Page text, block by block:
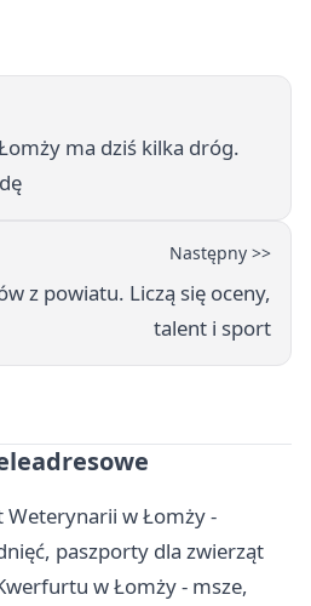
ma dziś kilka dróg.
Następny >>
z powiatu. Liczą się oceny,
talent i sport
w Łomży -
paszporty dla zwierząt
w Łomży - msze,